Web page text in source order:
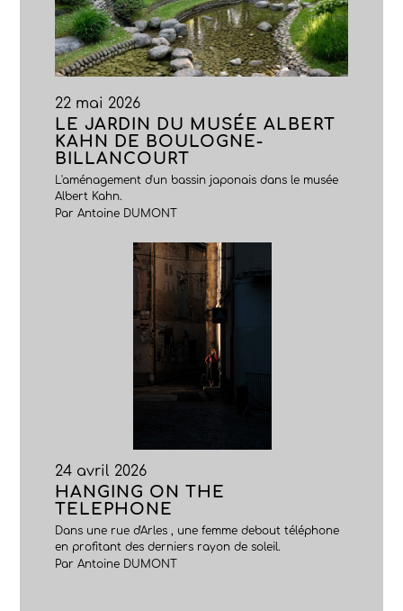
22 mai 2026
LE JARDIN DU MUSÉE ALBERT
KAHN DE BOULOGNE-
BILLANCOURT
L'aménagement d'un bassin japonais dans le musée
Albert Kahn.
Par Antoine DUMONT
24 avril 2026
HANGING ON THE
TELEPHONE
Dans une rue d'Arles , une femme debout téléphone
en profitant des derniers rayon de soleil.
Par Antoine DUMONT